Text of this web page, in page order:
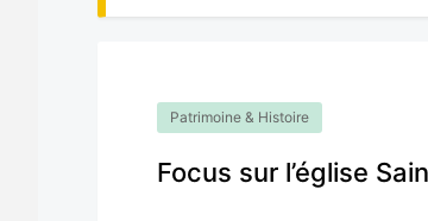
Patrimoine & Histoire
Focus sur l’église